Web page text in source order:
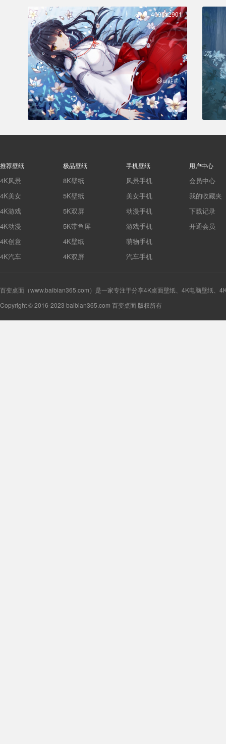
4096x2901
推荐壁纸
4K风景
4K美女
4K游戏
4K动漫
4K创意
4K汽车
极品壁纸
8K壁纸
5K壁纸
5K双屏
5K带鱼屏
4K壁纸
4K双屏
手机壁纸
风景手机
美女手机
动漫手机
游戏手机
萌物手机
汽车手机
用户中心
会员中心
我的收藏夹
下载记录
开通会员
百变桌面（www.baibian365.com）是一家专注于分享4K桌面壁纸、4K电脑壁纸、
Copyright © 2016-2023 baibian365.com 百变桌面 版权所有